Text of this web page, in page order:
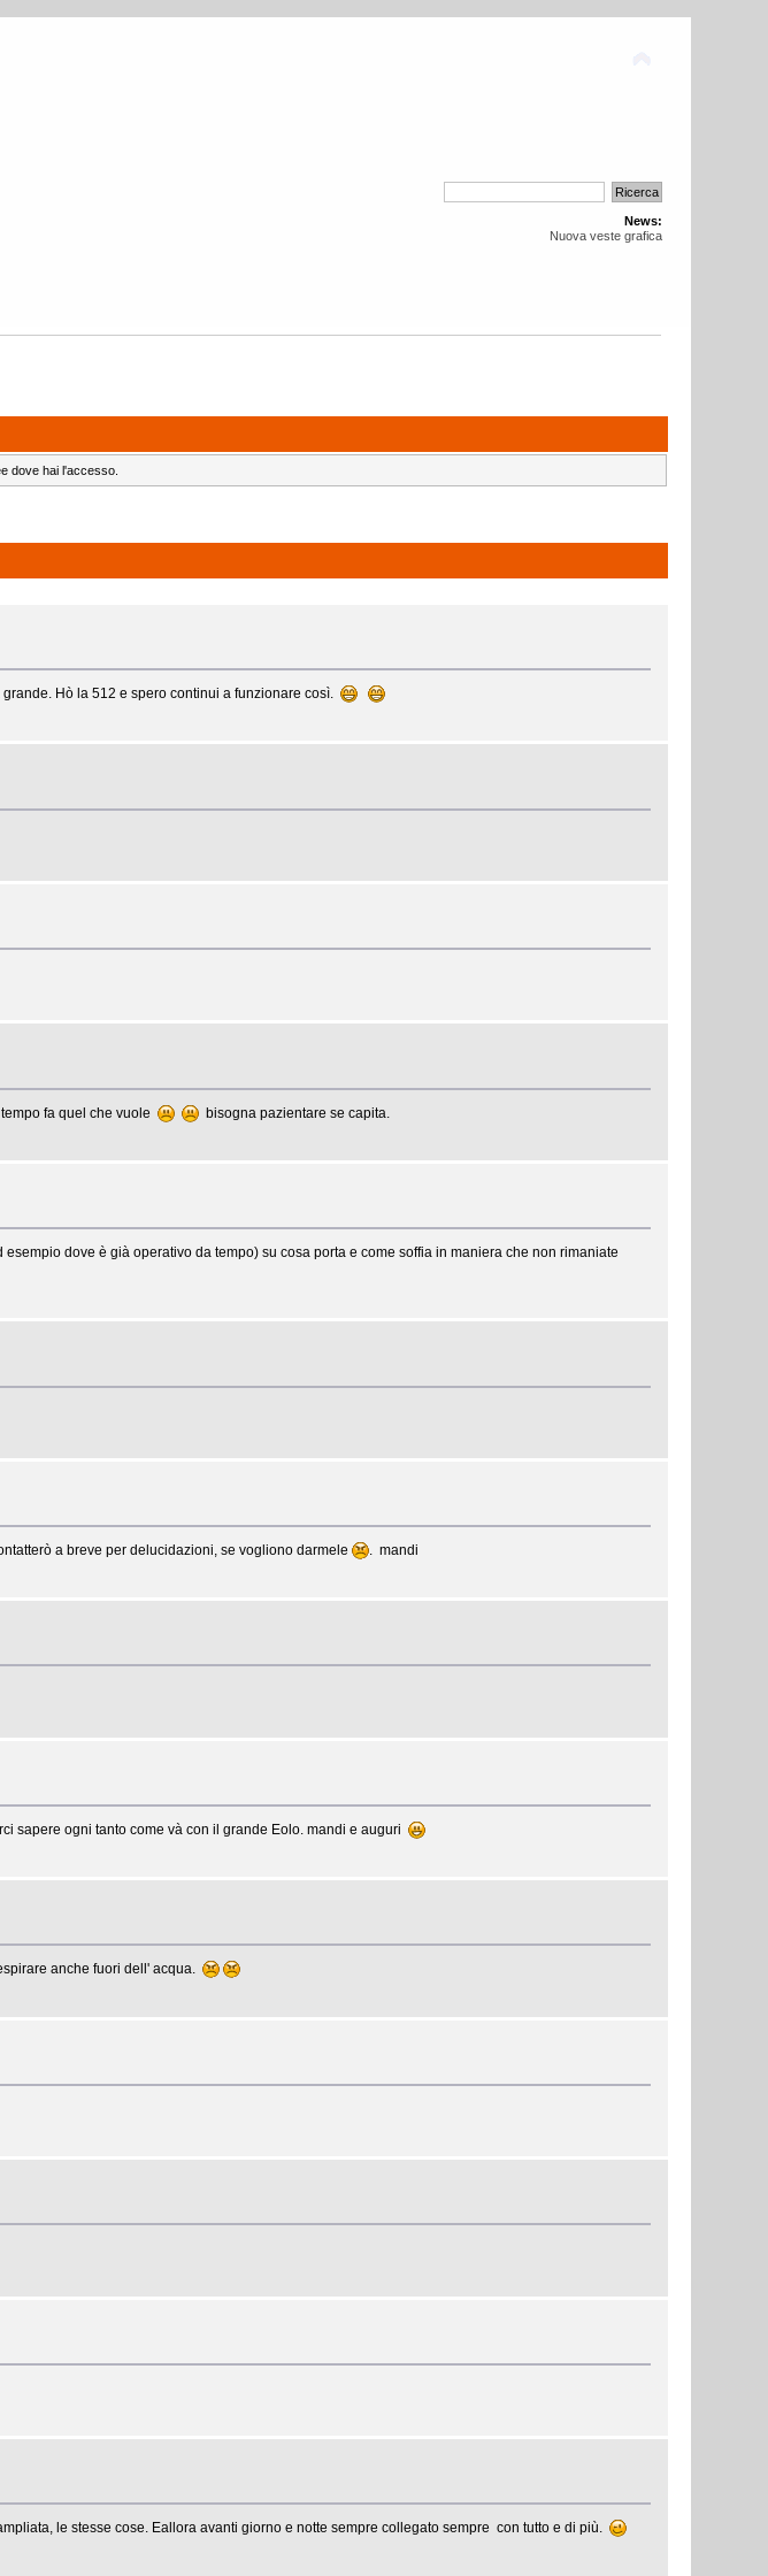
News:
Nuova veste grafica
dove hai l'accesso.
Hò la 512 e spero continui a funzionare così.
fa quel che vuole bisogna pazientare se capita.
dove è già operativo da tempo) su cosa porta e come soffia in maniera che non rimaniate
a breve per delucidazioni, se vogliono darmele . mandi
sapere ogni tanto come và con il grande Eolo. mandi e auguri
anche fuori dell' acqua.
le stesse cose. Eallora avanti giorno e notte sempre collegato sempre con tutto e di più.